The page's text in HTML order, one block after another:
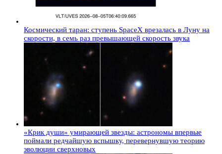
Космический таран: ступень SpaceX врезалась в Луну на
скорости, в семь раз превышающей скорость звука
«Крик души» умирающей звезды: астрономы впервые
поймали редчайшую вспышку, перевернувшую теорию
эволюции сверхновых